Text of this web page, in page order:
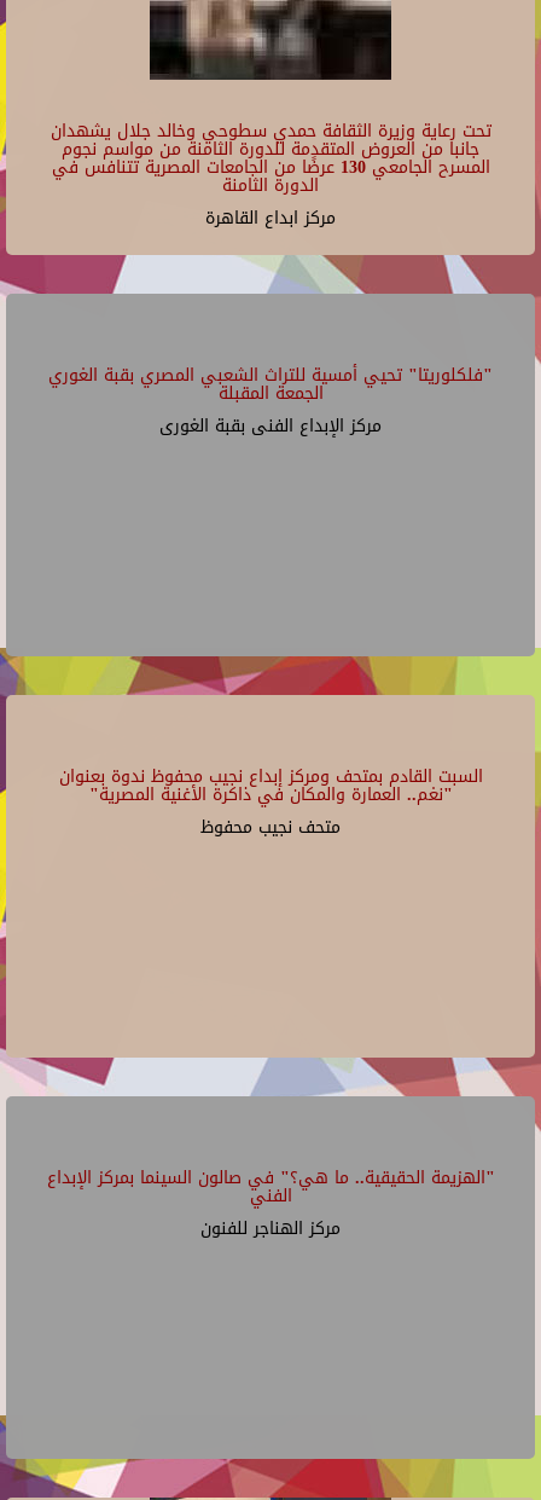
تحت رعاية وزيرة الثقافة حمدي سطوحي وخالد جلال يشهدان
جانبا من العروض المتقدمة للدورة الثامنة من مواسم نجوم
المسرح الجامعي 130 عرضًا من الجامعات المصرية تتنافس في
الدورة الثامنة
مركز ابداع القاهرة
"فلكلوريتا" تحيي أمسية للتراث الشعبي المصري بقبة الغوري
الجمعة المقبلة
مركز الإبداع الفنى بقبة الغورى
السبت القادم بمتحف ومركز إبداع نجيب محفوظ ندوة بعنوان
"نغم.. العمارة والمكان في ذاكرة الأغنية المصرية"
متحف نجيب محفوظ
"الهزيمة الحقيقية.. ما هي؟" في صالون السينما بمركز الإبداع
الفني
مركز الهناجر للفنون